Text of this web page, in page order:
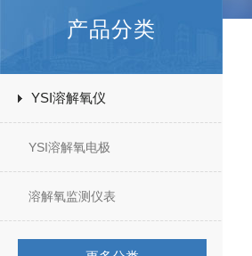
产品分类
YSI溶解氧仪
YSI溶解氧电极
溶解氧监测仪表